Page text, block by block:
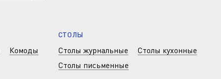
Комоды
СТОЛЫ
Столы журнальные
Столы кухонные
Столы письменные